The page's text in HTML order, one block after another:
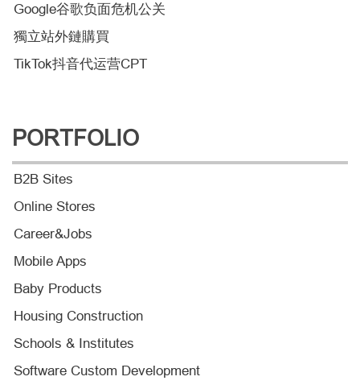
Google谷歌负面危机公关
獨立站外鏈購買
TikTok抖音代运营CPT
PORTFOLIO
B2B Sites
Online Stores
Career&Jobs
Mobile Apps
Baby Products
Housing Construction
Schools & Institutes
Software Custom Development